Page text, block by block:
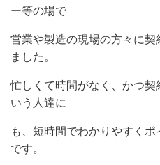
ー等の場で
営業や製造の現場の方々に
ました。
忙しくて時間がなく、かつ
いう人達に
も、短時間でわかりやすく
です。